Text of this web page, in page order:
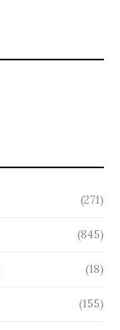
(271)
(845)
(18)
(155)